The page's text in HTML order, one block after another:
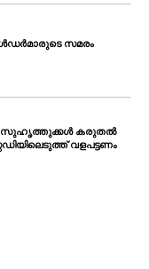
സമരം
സുഹൃത്തുക്കൾ കരുതൽ
വളപട്ടണം